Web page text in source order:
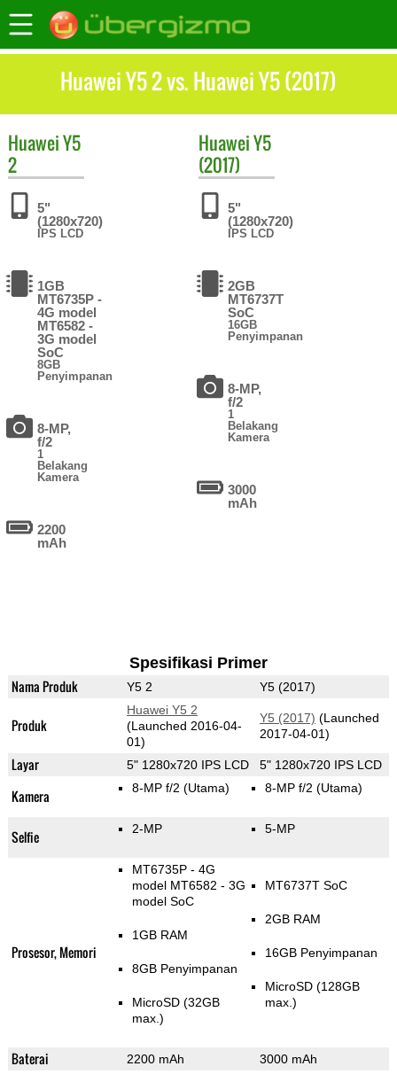
Huawei Y5 2 vs. Huawei Y5 (2017)
HuaweiY5
2
5"
(1280x720)
IPS LCD
1GB
MT6735P -
4G model
MT6582 -
3G model
SoC
8GB
Penyimpanan
8-MP,
f/2
1
Belakang
Kamera
2200
mAh
HuaweiY5
(2017)
5"
(1280x720)
IPS LCD
2GB
MT6737T
SoC
16GB
Penyimpanan
8-MP,
f/2
1
Belakang
Kamera
3000
mAh
Spesifikasi Primer
Nama Produk Y5 2 Y5 (2017)
Produk
Huawei Y5 2
(Launched 2016-04-
01)
Y5 (2017) (Launched
2017-04-01)
Layar 5" 1280x720 IPS LCD 5" 1280x720 IPS LCD
Kamera 8-MP f/2 (Utama) 8-MP f/2 (Utama)
Selfie 2-MP 5-MP
Prosesor, Memori
MT6735P - 4G
model MT6582 - 3G
model SoC
1GB RAM
8GB Penyimpanan
MicroSD (32GB
max.)
MT6737T SoC
2GB RAM
16GB Penyimpanan
MicroSD (128GB
max.)
Baterai 2200 mAh 3000 mAh